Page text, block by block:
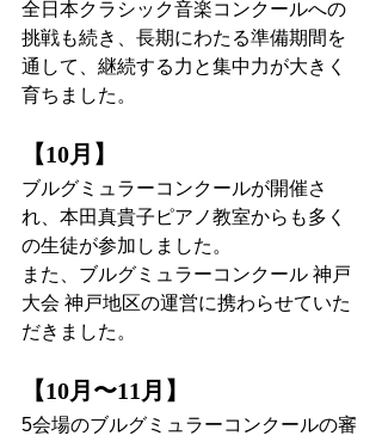
全日本クラシック音楽コンクールへの
挑戦も続き、長期にわたる準備期間を
通して、継続する力と集中力が大きく
育ちました。
【10月】
ブルグミュラーコンクールが開催さ
れ、本田真貴子ピアノ教室からも多く
の生徒が参加しました。
また、ブルグミュラーコンクール 神戸
大会 神戸地区の運営に携わらせていた
だきました。
【10月〜11月】
5会場のブルグミュラーコンクールの審